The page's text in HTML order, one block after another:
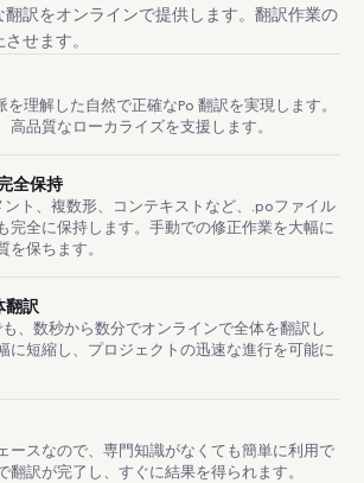
訳をオンラインで提供します。翻訳作業の
せます。
理解した自然で正確なPo 翻訳を実現します。
高品質なローカライズを支援します。
全保持
ト、複数形、コンテキストなど、.poファイル
完全に保持します。手動での修正作業を大幅に
保ちます。
翻訳
、数秒から数分でオンラインで全体を翻訳し
に短縮し、プロジェクトの迅速な進行を可能に
ースなので、専門知識がなくても簡単に利用で
翻訳が完了し、すぐに結果を得られます。